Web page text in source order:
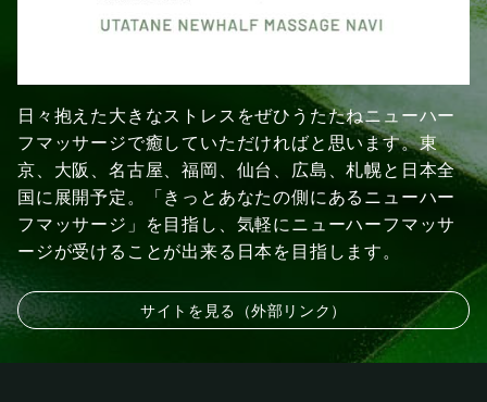
日々抱えた大きなストレスをぜひうたたねニューハー
フマッサージで癒していただければと思います。東
京、大阪、名古屋、福岡、仙台、広島、札幌と日本全
国に展開予定。「きっとあなたの側にあるニューハー
フマッサージ」を目指し、気軽にニューハーフマッサ
ージが受けることが出来る日本を目指します。
サイトを見る（外部リンク）